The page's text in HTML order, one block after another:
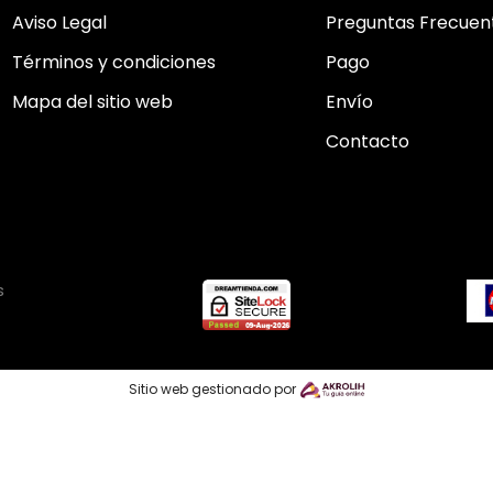
Aviso Legal
Términos y condiciones
Mapa del sitio web
Preguntas
Pago
Envío
Contacto
Sitio web gestionado por